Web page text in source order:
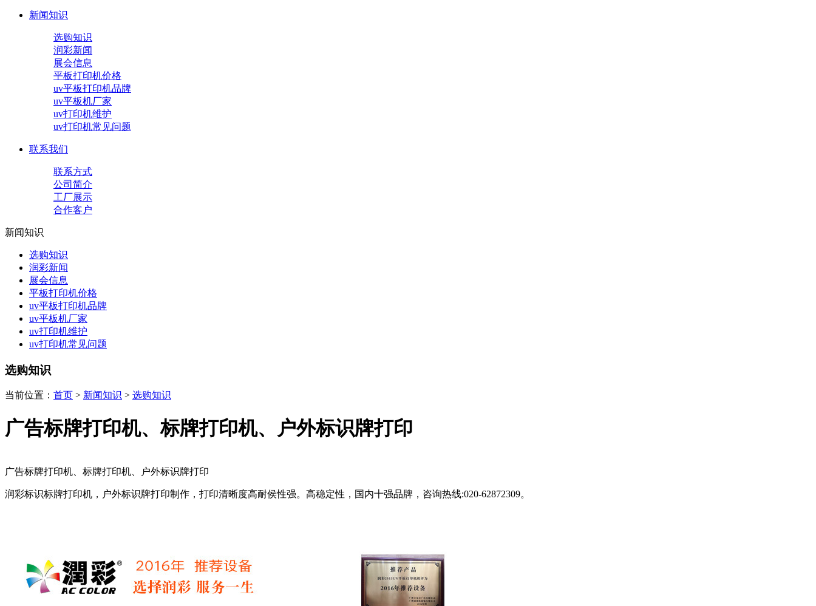
新闻知识
选购知识
润彩新闻
展会信息
平板打印机价格
uv平板打印机品牌
uv平板机厂家
uv打印机维护
uv打印机常见问题
联系我们
联系方式
公司简介
工厂展示
合作客户
新闻知识
选购知识
润彩新闻
展会信息
平板打印机价格
uv平板打印机品牌
uv平板机厂家
uv打印机维护
uv打印机常见问题
选购知识
当前位置： 首页 > 新闻知识 > 选购知识
广告标牌打印机、标牌打印机、户外标识牌打印
广告标牌打印机、标牌打印机、户外标识牌打印
润彩标识标牌打印机，户外标识牌打印制作，打印清晰度高耐侯性强。高稳定性，国内十强品牌，咨询热线:020-62872309。